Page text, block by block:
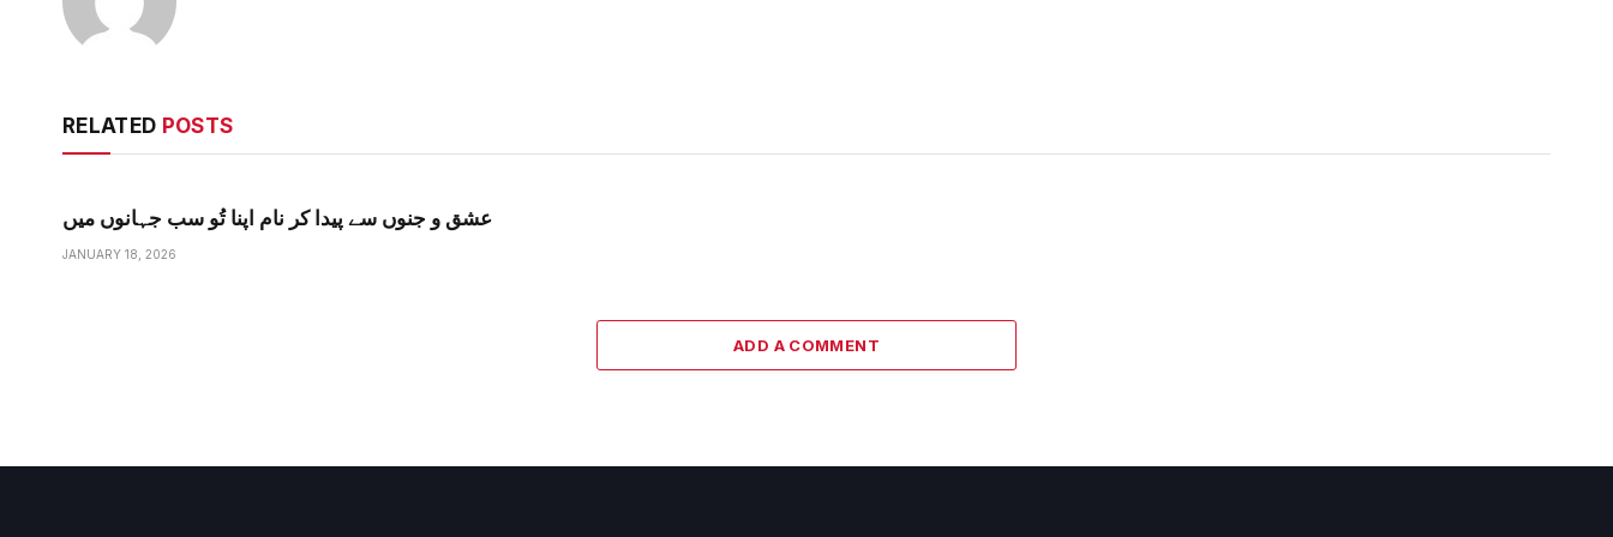
RELATED POSTS
عشق و جنوں سے پیدا کر نام اپنا تُو سب جہانوں میں
JANUARY 18, 2026
ADD A COMMENT